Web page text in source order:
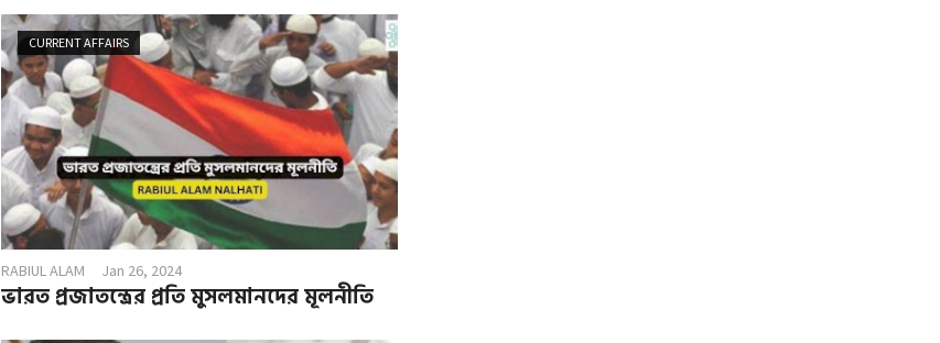
CURRENT AFFAIRS
RABIUL ALAM Jan 26, 2024
ভারত প্রজাতন্ত্রের প্রতি মুসলমানদের মূলনীতি